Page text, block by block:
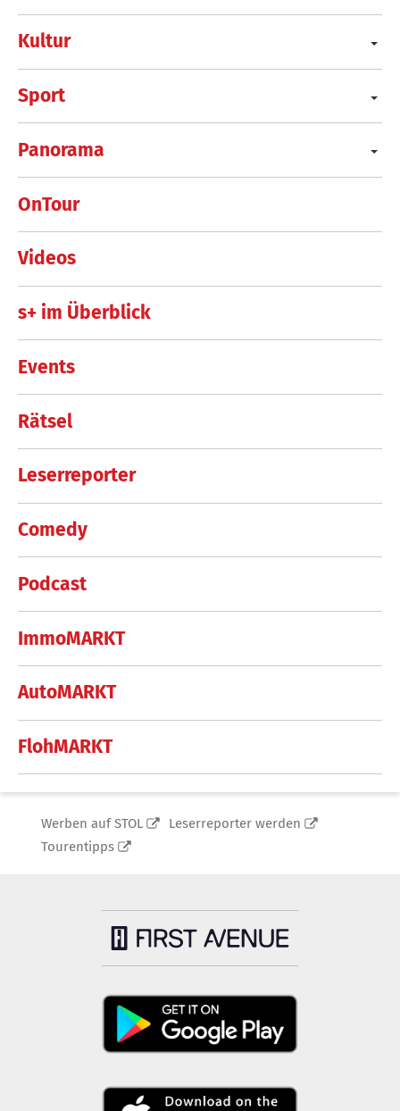
Kultur
Sport
Panorama
OnTour
Videos
s+ im Überblick
Events
Rätsel
Leserreporter
Comedy
Podcast
ImmoMARKT
AutoMARKT
FlohMARKT
Werben auf STOL
Leserreporter werden
Tourentipps